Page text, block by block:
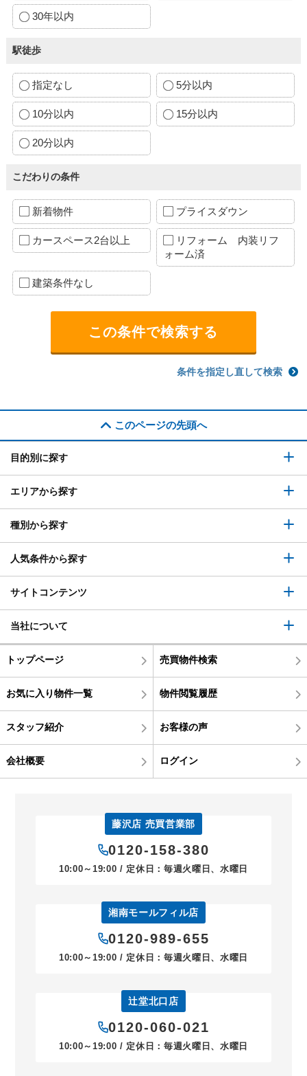
30年以内
駅徒歩
指定なし 5分以内
10分以内 15分以内
20分以内
こだわりの条件
新着物件 プライスダウン
カースペース2台以上
リフォーム 内装リフ
ォーム済
建築条件なし
条件を指定し直して検索
このページの先頭へ
目的別に探す
エリアから探す
種別から探す
人気条件から探す
サイトコンテンツ
当社について
トップページ 売買物件検索
お気に入り物件一覧 物件閲覧履歴
スタッフ紹介 お客様の声
会社概要 ログイン
藤沢店 売買営業部
0120-158-380
10:00～19:00 / 定休日：毎週火曜日、水曜日
湘南モールフィル店
0120-989-655
10:00～19:00 / 定休日：毎週火曜日、水曜日
辻堂北口店
0120-060-021
10:00～19:00 / 定休日：毎週火曜日、水曜日